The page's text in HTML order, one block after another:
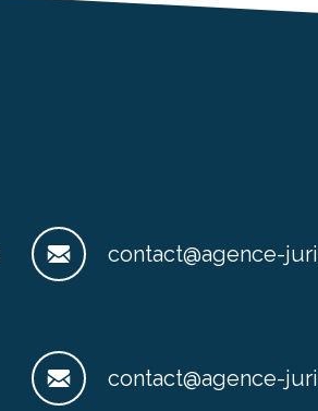
contact@agence-
contact@agence-